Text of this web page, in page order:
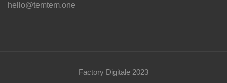
hello@temtem.one
Factory Digitale 2023